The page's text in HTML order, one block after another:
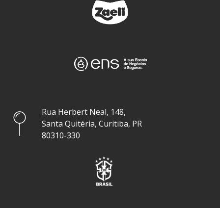
Rua Herbert Neal, 148,
Santa Quitéria, Curitiba, PR
80310-330